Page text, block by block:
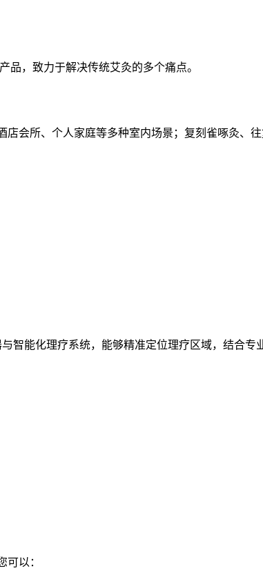
品，致力于解决传统艾灸的多个痛点。
会所、个人家庭等多种室内场景；复刻雀啄灸、
智能化理疗系统，能够精准定位理疗区域，结合
以：